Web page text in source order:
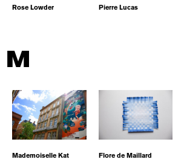
Rose Lowder Pierre Lucas
M
Mademoiselle Kat Flore de Maillard